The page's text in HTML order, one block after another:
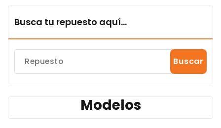
Busca tu repuesto aquí...
Buscar
Modelos